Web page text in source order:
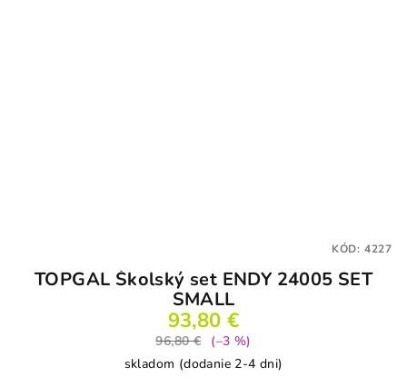
TOPGAL Školský set ENDY 24005 SET
SMALL
93,80 €
96,80 €
(–3 %)
skladom (dodanie 2-4 dni)
KÓD: 4227